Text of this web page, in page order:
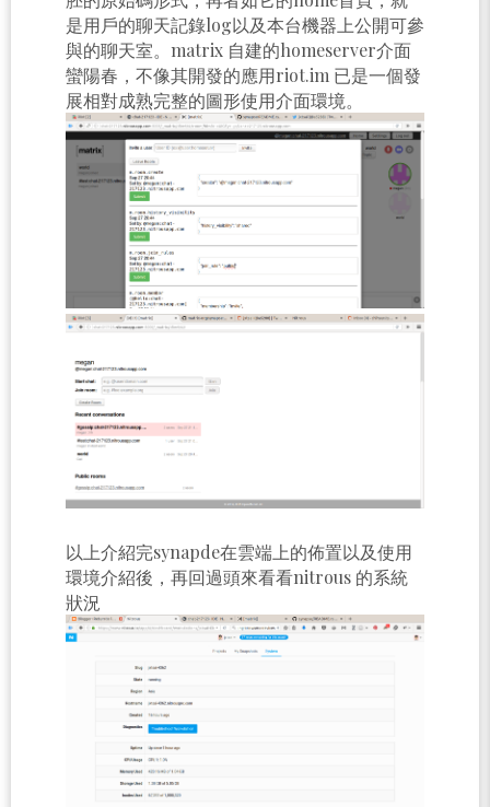
是用戶的聊天記錄log以及本台機器上公開可參
與的聊天室。matrix 自建的homeserver介面
蠻陽春，不像其開發的應用riot.im 已是一個發
展相對成熟完整的圖形使用介面環境。
以上介紹完synapde在雲端上的佈置以及使用
環境介紹後，再回過頭來看看nitrous 的系統
狀況